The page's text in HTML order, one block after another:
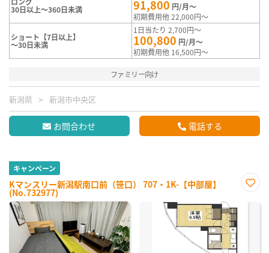
30日以上～360日未満 91,800 円/月～
初期費用他 22,000円～
ショート【7日以上】
～30日未満
1日当たり 2,700円～
100,800 円/月～
初期費用他 16,500円～
ファミリー向け
新潟県 新潟市中央区
お問合わせ 電話する
キャンペーン
Kマンスリー新潟駅南口前（笹口） 707・1K-【中部屋】
(No.732977)
に入